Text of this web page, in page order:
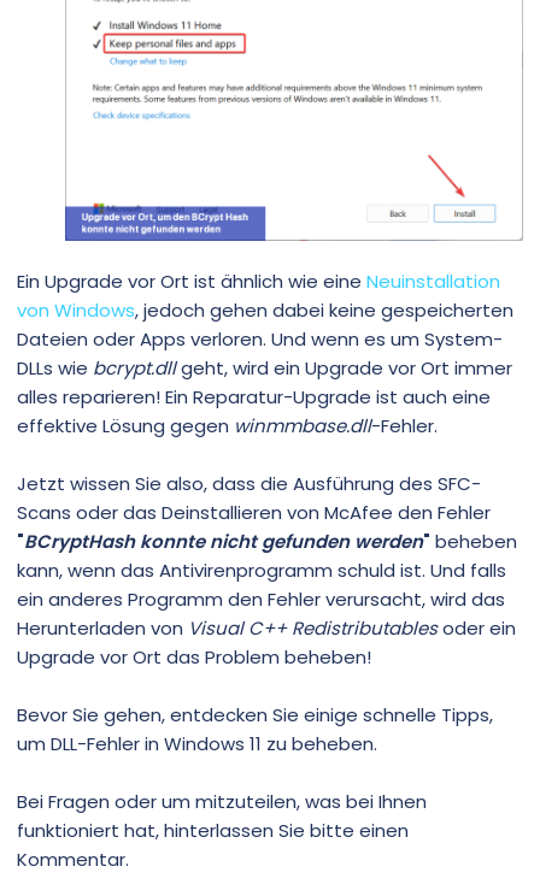
Ein Upgrade vor Ort ist ähnlich wie eine Neuinstallation
von Windows, jedoch gehen dabei keine gespeicherten
Dateien oder Apps verloren. Und wenn es um System-
DLLs wie bcrypt.dllgeht, wird ein Upgrade vor Ort immer
alles reparieren! Ein Reparatur-Upgrade ist auch eine
effektive Lösung gegen winmmbase.dll-Fehler.
Jetzt wissen Sie also, dass die Ausführung des SFC-
Scans oder das Deinstallieren von McAfee den Fehler
"BCryptHash konnte nicht gefunden werden" beheben
kann, wenn das Antivirenprogramm schuld ist. Und falls
ein anderes Programm den Fehler verursacht, wird das
Herunterladen von Visual C++ Redistributablesoder ein
Upgrade vor Ort das Problem beheben!
Bevor Sie gehen, entdecken Sie einige schnelle Tipps,
um DLL-Fehler in Windows 11 zu beheben.
Bei Fragen oder um mitzuteilen, was bei Ihnen
funktioniert hat, hinterlassen Sie bitte einen
Kommentar.